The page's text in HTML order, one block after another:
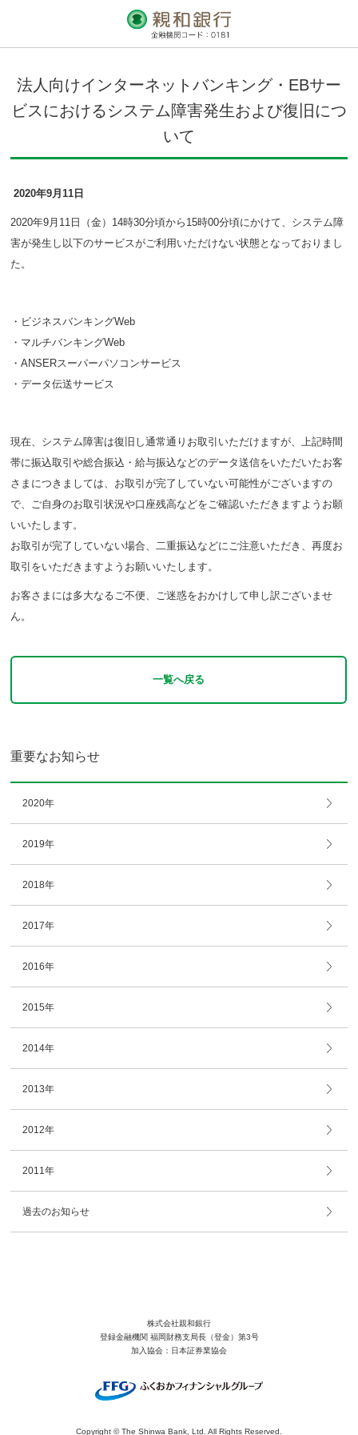
法人向けインターネットバンキング・EBサー
ビスにおけるシステム障害発生および復旧につ
いて
2020年9月11日
2020年9月11日（金）14時30分頃から15時00分頃にかけて、システム障
害が発生し以下のサービスがご利用いただけない状態となっておりまし
た。
・ビジネスバンキングWeb
・マルチバンキングWeb
・ANSERスーパーパソコンサービス
・データ伝送サービス
現在、システム障害は復旧し通常通りお取引いただけますが、上記時間
帯に振込取引や総合振込・給与振込などのデータ送信をいただいたお客
さまにつきましては、お取引が完了していない可能性がございますの
で、ご自身のお取引状況や口座残高などをご確認いただきますようお願
いいたします。
お取引が完了していない場合、二重振込などにご注意いただき、再度お
取引をいただきますようお願いいたします。
お客さまには多大なるご不便、ご迷惑をおかけして申し訳ございませ
ん。
一覧へ戻る
重要なお知らせ
2020年
2019年
2018年
2017年
2016年
2015年
2014年
2013年
2012年
2011年
過去のお知らせ
株式会社親和銀行
登録金融機関 福岡財務支局長（登金）第3号
加入協会：日本証券業協会
Copyright © The Shinwa Bank, Ltd. All Rights Reserved.